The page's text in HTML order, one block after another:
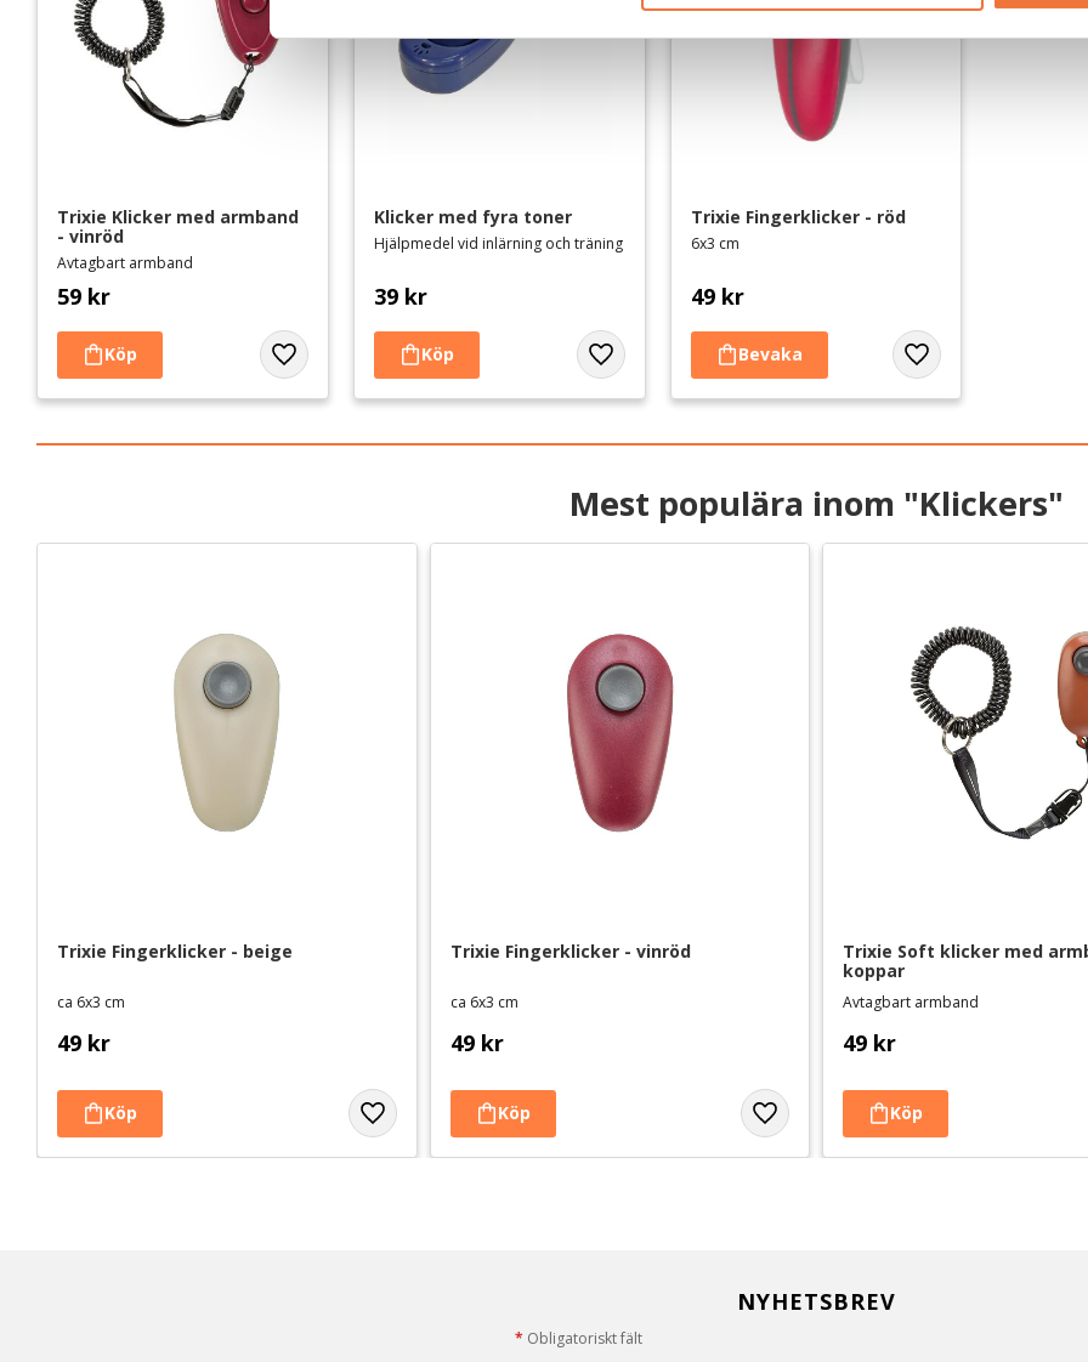
s
Trixie Klicker med armband
- vinröd
Avtagbart armband
59 kr
Lägg till i favoriter
Klicker med fyra toner
Hjälpmedel vid inlärning och träning
39kr
Lägg till i favoriter
Trixie Fingerklicker - röd
6x3 cm
49kr
Lägg till i favoriter
Mest populära inom "Klickers"
Trixie Fingerklicker - beige
ca 6x3 cm
49 kr
Trixie Fingerklicker - vinröd
ca 6x3 cm
49 kr
Trixie Soft klicker med
koppar
Avtagbart armband
49 kr
NYHETSBREV
* Obligatoriskt fält